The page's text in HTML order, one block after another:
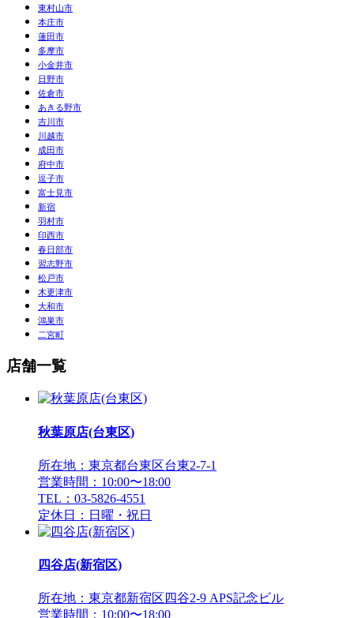
東村山市
本庄市
蓮田市
多摩市
小金井市
日野市
佐倉市
あきる野市
吉川市
川越市
成田市
府中市
逗子市
富士見市
新宿
羽村市
印西市
春日部市
習志野市
松戸市
木更津市
大和市
鴻巣市
二宮町
店舗一覧
秋葉原店(台東区)
所在地：東京都台東区台東2-7-1
営業時間：10:00〜18:00
TEL：03-5826-4551
定休日：日曜・祝日
四谷店(新宿区)
所在地：東京都新宿区四谷2-9 APS記念ビル
営業時間：10:00〜18:00